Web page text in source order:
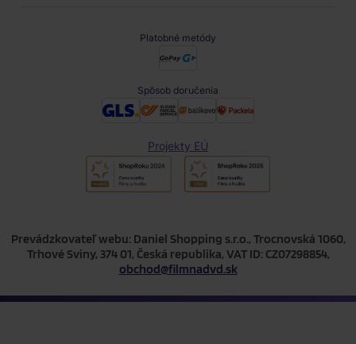
Platobné metódy
Spôsob doručenia
Projekty EÚ
Prevádzkovateľ webu: Daniel Shopping s.r.o., Trocnovská 1060,
Trhové Sviny, 374 01, Česká republika, VAT ID: CZ07298854,
obchod@filmnadvd.sk